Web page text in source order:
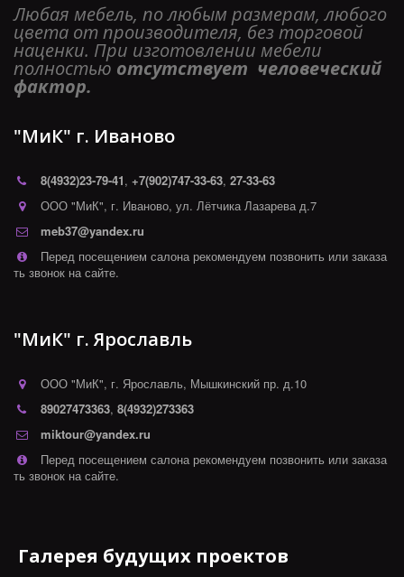
Любая мебель, по любым размерам, любого
цвета от производителя, без торговой
наценки. При изготовлении мебели
полностью отсутствует  человеческий
фактор.
"МиК" г. Иваново
8(4932)23-79-41, +7(902)747-33-63, 27-33-63
ООО "МиК", г. Иваново, ул. Лётчика Лазарева д.7
meb37@yandex.ru
Перед посещением салона рекомендуем позвонить или заказа
ть звонок на сайте.
"МиК" г. Ярославль
ООО "МиК", г. Ярославль, Мышкинский пр. д.10
89027473363, 8(4932)273363
miktour@yandex.ru
Перед посещением салона рекомендуем позвонить или заказа
ть звонок на сайте.
Галерея будущих проектов